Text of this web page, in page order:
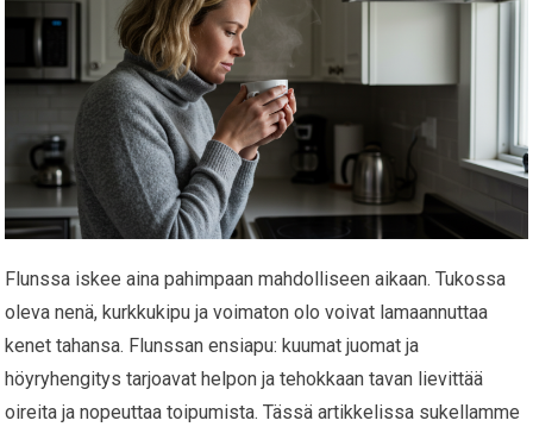
Flunssa iskee aina pahimpaan mahdolliseen aikaan. Tukossa
oleva nenä, kurkkukipu ja voimaton olo voivat lamaannuttaa
kenet tahansa. Flunssan ensiapu: kuumat juomat ja
höyryhengitys tarjoavat helpon ja tehokkaan tavan lievittää
oireita ja nopeuttaa toipumista. Tässä artikkelissa sukellamme